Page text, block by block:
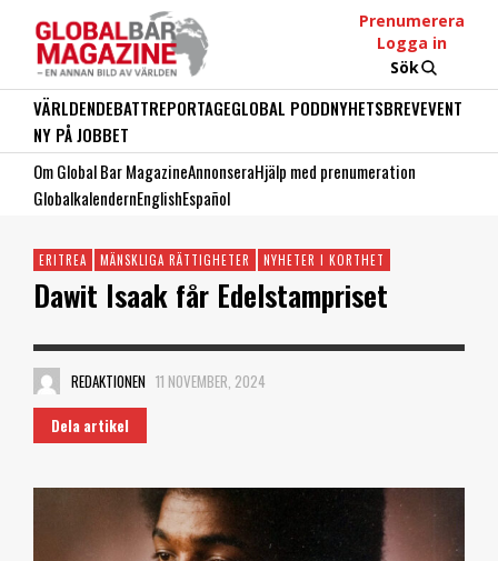
Prenumerera
Logga in
Sök
VÄRLDENDEBATTREPORTAGEGLOBAL PODDNYHETSBREVEVENT
NY PÅ JOBBET
Om Global Bar MagazineAnnonseraHjälp med prenumeration
GlobalkalendernEnglishEspañol
ERITREA MÄNSKLIGA RÄTTIGHETER NYHETER I KORTHET
Dawit Isaak får Edelstampriset
REDAKTIONEN 11 NOVEMBER, 2024
Dela artikel